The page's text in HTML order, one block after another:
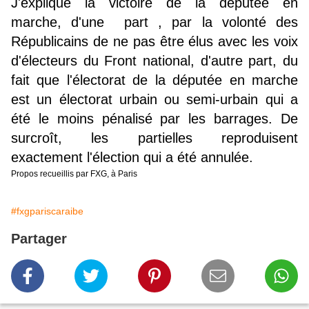
marche, d'une part , par la volonté des
Républicains de ne pas être élus avec les voix
d'électeurs du Front national, d'autre part, du
fait que l'électorat de la députée en marche
est un électorat urbain ou semi-urbain qui a
été le moins pénalisé par les barrages. De
surcroît, les partielles reproduisent
exactement l'élection qui a été annulée.
Propos recueillis par FXG, à Paris
#fxgpariscaraibe
Partager